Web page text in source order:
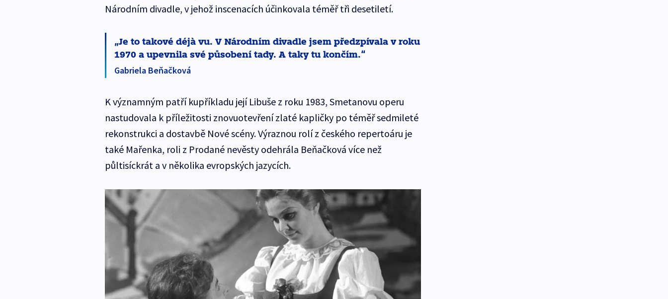
Národním divadle, v jehož inscenacích účinkovala téměř tři desetiletí.
Je to takové déjà vu. V Národním divadle jsem předzpívala v roku
1970 a upevnila své působení tady. A taky tu končím.
Gabriela Beňačková
K významným patří kupříkladu její Libuše z roku 1983, Smetanovu operu
nastudovala k příležitosti znovuotevření zlaté kapličky po téměř sedmileté
rekonstrukci a dostavbě Nové scény. Výraznou rolí z českého repertoáru je
také Mařenka, roli z Prodané nevěsty odehrála Beňačková více než
půltisíckrát a v několika evropských jazycích.